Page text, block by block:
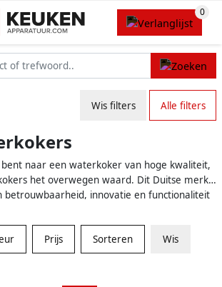
Wis filters Alle filters
naar een waterkoker van hoge kwaliteit,
het overwegen waard. Dit Duitse merk
betrouwbaarheid, innovatie en functionaliteit
zijn ook terug te vinden in hun waterkokers.
bestaat uit verschillende modellen,
behoeften. Of je nu een eenvoudige
dagelijks gebruik, of een geavanceerd
Prijs Sorteren Wis